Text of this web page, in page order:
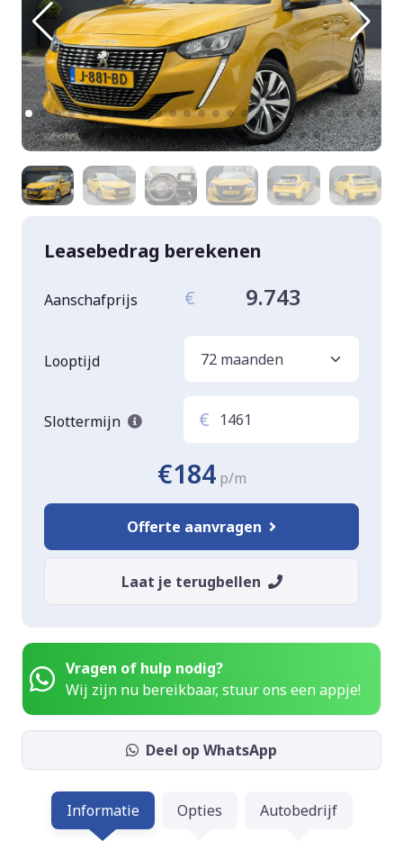
Leasebedrag berekenen
Aanschafprijs € 9.743
Looptijd
Slottermijn €
€184 p/m
Offerte aanvragen
Laat je terugbellen
Vragen of hulp nodig?
Wij zijn nu bereikbaar, stuur ons een appje!
Deel op WhatsApp
Informatie Opties Autobedrijf